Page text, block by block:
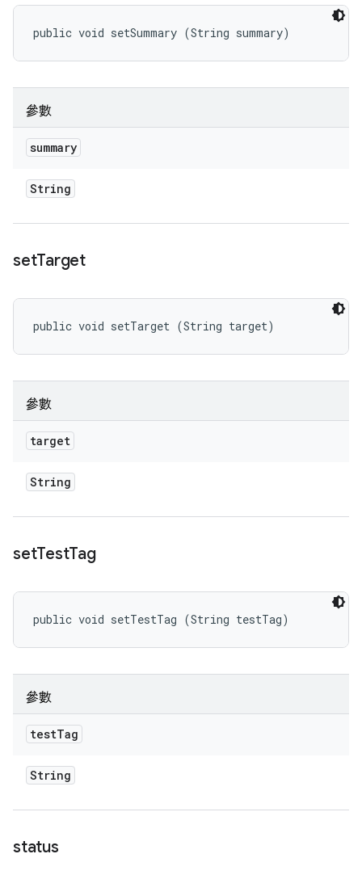
public void setSummary (String summary)
參數
summary
String
setTarget
public void setTarget (String target)
參數
target
String
setTestTag
public void setTestTag (String testTag)
參數
testTag
String
status